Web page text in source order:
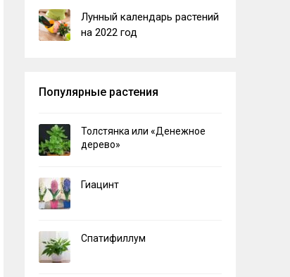
Лунный календарь растений
на 2022 год
Популярные растения
Толстянка или «Денежное
дерево»
Гиацинт
Спатифиллум